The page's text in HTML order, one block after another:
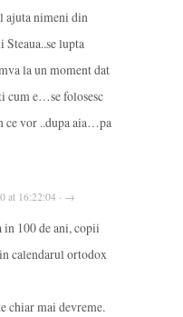
ajuta nimeni din
lupta
la un moment dat
e…se folosesc
ce vor ..dupa aia…pa
at 16:22:04 · →
100 de ani, copii
calendarul ortodox
chiar mai devreme.